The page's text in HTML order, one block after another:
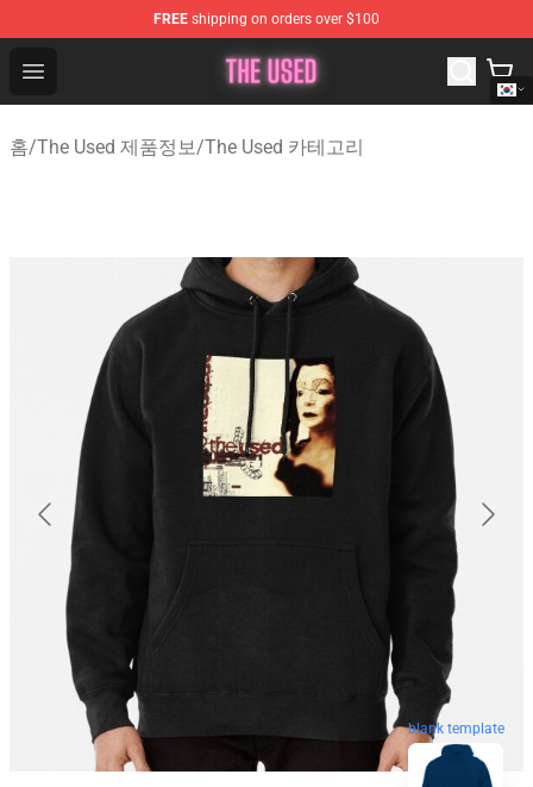
FREE shipping on orders over $100
Open menu
The Used Store - Official The Used Merchandise Shop
홈/The Used 제품정보/The Used 카테고리
blank template